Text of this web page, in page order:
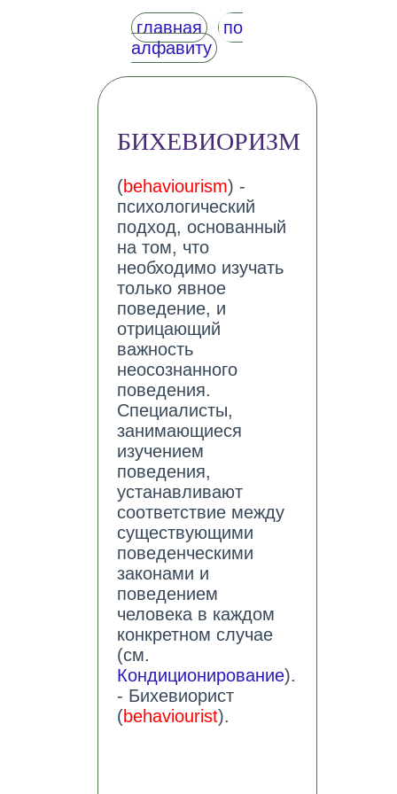
главная
по
алфавиту
БИХЕВИОРИЗМ
(behaviourism) -
психологический
подход, основанный
на том, что
необходимо изучать
только явное
поведение, и
отрицающий
важность
неосознанного
поведения.
Специалисты,
занимающиеся
изучением
поведения,
устанавливают
соответствие между
существующими
поведенческими
законами и
поведением
человека в каждом
конкретном случае
(см.
Кондиционирование).
- Бихевиорист
(behaviourist).